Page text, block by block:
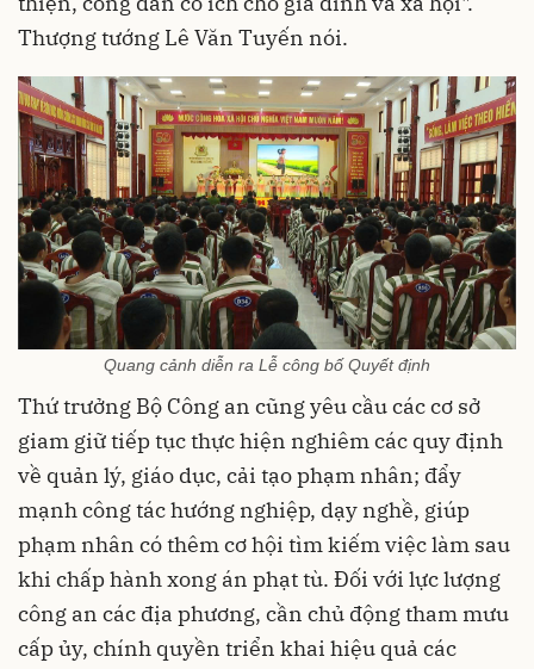
Thượng tướng Lê Văn Tuyến nói.
Quang cảnh diễn ra Lễ công bố Quyết định
Thứ trưởng Bộ Công an cũng yêu cầu các cơ sở
giam giữ tiếp tục thực hiện nghiêm các quy định
về quản lý, giáo dục, cải tạo phạm nhân; đẩy
mạnh công tác hướng nghiệp, dạy nghề, giúp
phạm nhân có thêm cơ hội tìm kiếm việc làm sau
khi chấp hành xong án phạt tù. Đối với lực lượng
công an các địa phương, cần chủ động tham mưu
cấp ủy, chính quyền triển khai hiệu quả các